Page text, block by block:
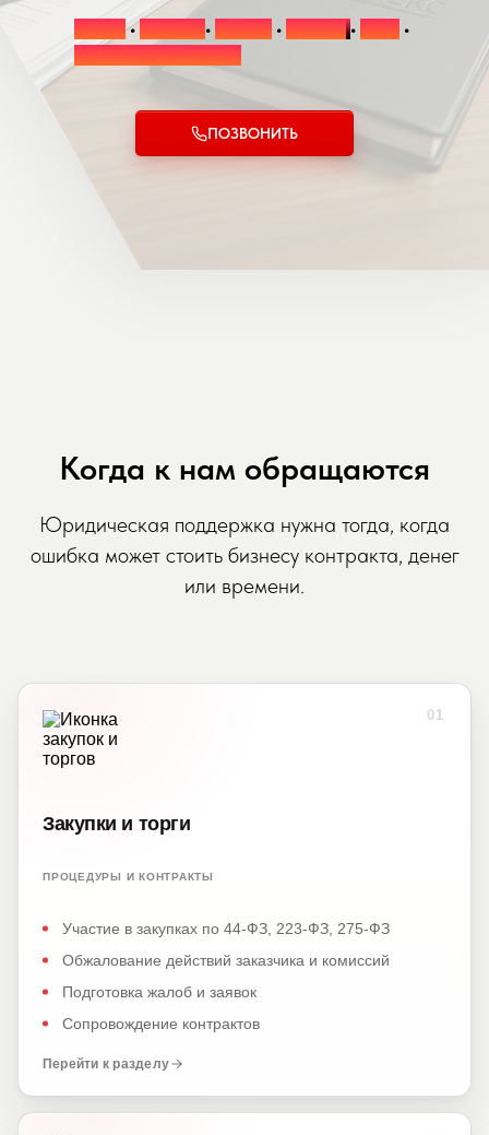
44-ФЗ•223-ФЗ• 135-ФЗ • 275-ФЗ • ФАС •
Арбитражные споры
ПОЗВОНИТЬ
Когда к нам обращаются
Юридическая поддержка нужна тогда, когда
ошибка может стоить бизнесу контракта, денег
или времени.
01
Закупки и торги
ПРОЦЕДУРЫ И КОНТРАКТЫ
Участие в закупках по 44-ФЗ, 223-ФЗ, 275-ФЗ
Обжалование действий заказчика и комиссий
Подготовка жалоб и заявок
Сопровождение контрактов
Перейти к разделу